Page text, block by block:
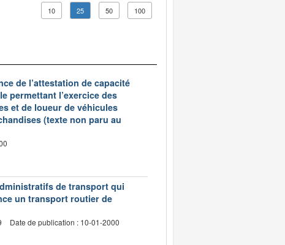
10 25 50 100
de l’attestation de capacité
permettant l’exercice des
et de loueur de véhicules
(texte non paru au
de transport qui
un transport routier de
Date de publication : 10-01-2000